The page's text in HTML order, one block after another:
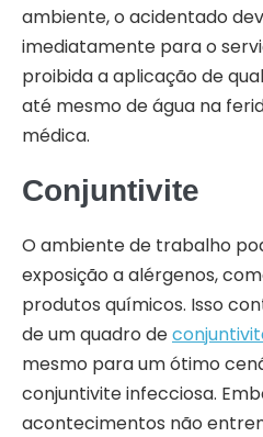
ambiente, o acidentado
imediatamente para o
proibida a aplicação de
até mesmo de água na
médica.
Conjuntivite
O ambiente de trabalho
exposição a alérgenos,
produtos químicos. Isso
de um quadro de
mesmo para um ótimo
conjuntivite infecciosa.
acontecimentos não